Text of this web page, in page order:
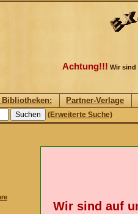
Achtung!!! Wir sind
Bibliotheken: Partner-Verlage
(Erweiterte Suche)
Wir sind auf